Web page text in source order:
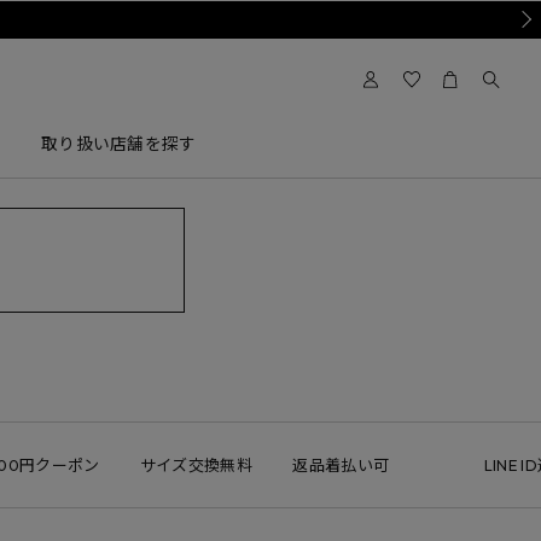
取り扱い店舗を探す
クーポン サイズ交換無料 返品着払い可 LINE ID連